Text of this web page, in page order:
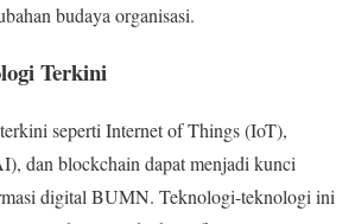
budaya organisasi.
Terkini
seperti Internet of Things (IoT),
dan blockchain dapat menjadi kunci
digital BUMN. Teknologi-teknologi ini